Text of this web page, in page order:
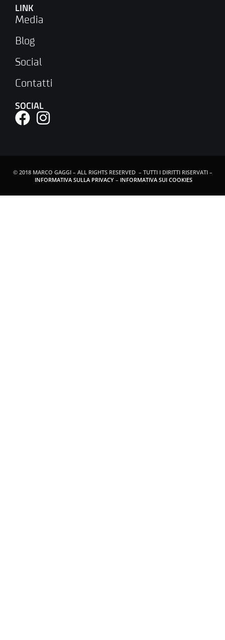
LINK
Media
Blog
Social
Contatti
SOCIAL
© 2018 MARCO GAGGI – ALL RIGHTS RESERVED – TUTTI I DIRITTI RISERVATI –
INFORMATIVA SULLA PRIVACY– INFORMATIVA SUI COOKIES